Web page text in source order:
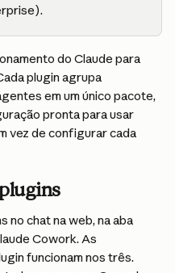
do Claude para
plugin agrupa
em um único pacote,
pronta para usar
vez de configurar cada
no chat na web, na aba
Cowork. As
funcionam nos três.